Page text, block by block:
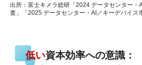
出所：富士キメラ総研「2024 データセンター・
査」「2025 データセンター・AI／キーデバイス
低い資本効率への意識：